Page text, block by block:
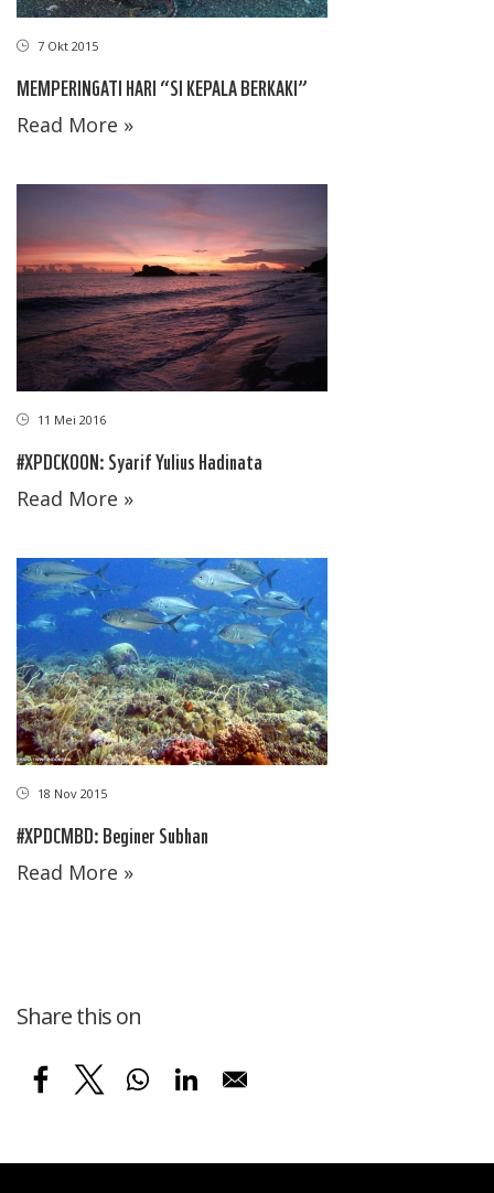
7 Okt 2015
MEMPERINGATI HARI “SI KEPALA BERKAKI”
Read More »
11 Mei 2016
#XPDCKOON: Syarif Yulius Hadinata
Read More »
18 Nov 2015
#XPDCMBD: Beginer Subhan
Read More »
Share this on